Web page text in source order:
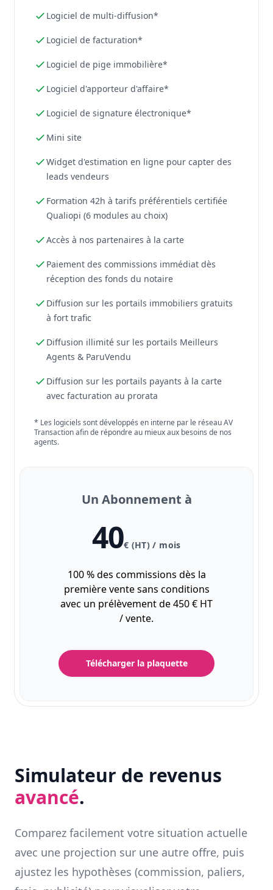
Logiciel de multi-diffusion*
Logiciel de facturation*
Logiciel de pige immobilière*
Logiciel d'apporteur d'affaire*
Logiciel de signature électronique*
Mini site
Widget d'estimation en ligne pour capter des
leads vendeurs
Formation 42h à tarifs préférentiels certifiée
Qualiopi (6 modules au choix)
Accès à nos partenaires à la carte
Paiement des commissions immédiat dès
réception des fonds du notaire
Diffusion sur les portails immobiliers gratuits
à fort trafic
Diffusion illimité sur les portails Meilleurs
Agents & ParuVendu
Diffusion sur les portails payants à la carte
avec facturation au prorata
* Les logiciels sont développés en interne par le réseau AV
Transaction afin de répondre au mieux aux besoins de nos
agents.
Un Abonnement à
40€ (HT) / mois
100 % des commissions dès la
première vente sans conditions
avec un prélèvement de 450 € HT
/ vente.
Télécharger la plaquette
Simulateur de revenus
avancé.
Comparez facilement votre situation actuelle
avec une projection sur une autre offre, puis
ajustez les hypothèses (commission, paliers,